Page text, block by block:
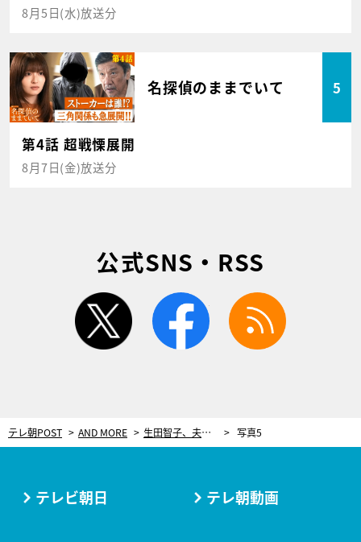
8月5日(水)放送分
名探偵のままでいて 5
第4話 超戦慄展開
8月7日(金)放送分
公式SNS・RSS
twitter facebook
テレ朝POST AND MORE 生田智子、夫・中山雅史と交際のきっかけは三浦りさ子の“報せ” 写真5
テレビ朝日 テレ朝動画